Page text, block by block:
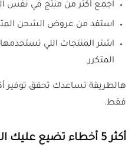
اجمع أكثر من منتج في نفس
استفد من عروض الشحن
اشتر المنتجات اللي
المتكرر.
هالطريقة تساعدك تحقق توفير
فقط.
أكثر 5 أخطاء تضيع عليك الخصم